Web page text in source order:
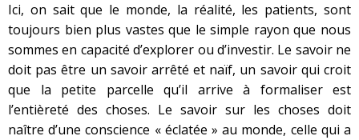
Ici, on sait que le monde, la réalité, les patients, sont
toujours bien plus vastes que le simple rayon que nous
sommes en capacité d’explorer ou d’investir. Le savoir ne
doit pas être un savoir arrêté et naïf, un savoir qui croit
que la petite parcelle qu’il arrive à formaliser est
l’entièreté des choses. Le savoir sur les choses doit
naître d’une conscience « éclatée » au monde, celle qui a